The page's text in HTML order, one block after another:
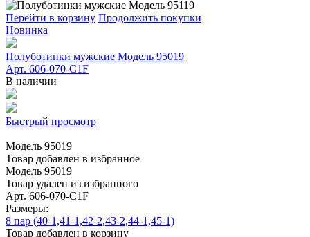
Перейти в корзину Продолжить покупки
Новинка
Полуботинки мужские Модель 95019
Арт. 606-070-C1F
В наличии
Быстрый просмотр
Модель 95019
Товар добавлен в избранное
Модель 95019
Товар удален из избранного
Арт. 606-070-C1F
Размеры:
8 пар (40-1,41-1,42-2,43-2,44-1,45-1)
Товар добавлен в корзину